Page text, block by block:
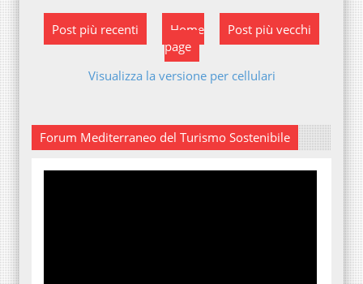
Post più recenti Post più vecchi
Home
page
Visualizza la versione per cellulari
Forum Mediterraneo del Turismo Sostenibile